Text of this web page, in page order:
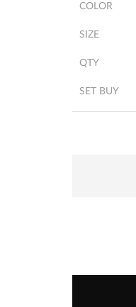
COLOR
SIZE
QTY
SET BUY